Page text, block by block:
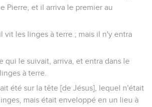
Pierre, et il arriva le premier au
vit les linges à terre ; mais il n'y entra
qui le suivait, arriva, et entra dans le
à terre.
été sur la tête [de Jésus], lequel n'était
mais était enveloppé en un lieu à